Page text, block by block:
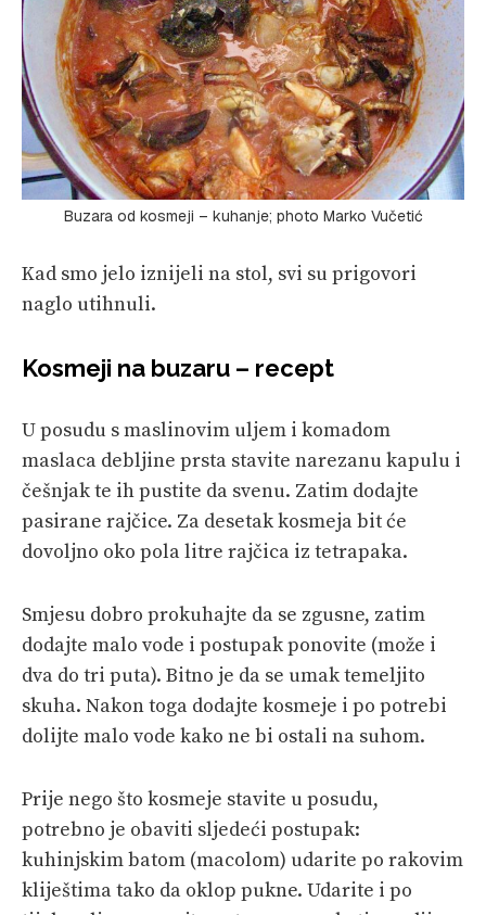
Buzara od kosmeji – kuhanje; photo Marko Vučetić
Kad smo jelo iznijeli na stol, svi su prigovori
naglo utihnuli.
Kosmeji na buzaru – recept
U posudu s maslinovim uljem i komadom
maslaca debljine prsta stavite narezanu kapulu i
češnjak te ih pustite da svenu. Zatim dodajte
pasirane rajčice. Za desetak kosmeja bit će
dovoljno oko pola litre rajčica iz tetrapaka.
Smjesu dobro prokuhajte da se zgusne, zatim
dodajte malo vode i postupak ponovite (može i
dva do tri puta). Bitno je da se umak temeljito
skuha. Nakon toga dodajte kosmeje i po potrebi
dolijte malo vode kako ne bi ostali na suhom.
Prije nego što kosmeje stavite u posudu,
potrebno je obaviti sljedeći postupak:
kuhinjskim batom (macolom) udarite po rakovim
kliještima tako da oklop pukne. Udarite i po